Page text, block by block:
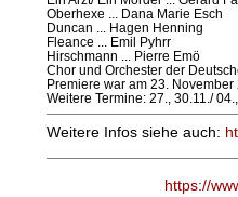
Oberhexe ... Dana Marie Esch
Duncan ... Hagen Henning
Fleance ... Emil Pyhrr
Hirschmann ... Pierre Emö
Chor und Orchester der
Premiere war am 23. November
Weitere Termine: 27., 30.11./
Weitere Infos siehe auch:
https://